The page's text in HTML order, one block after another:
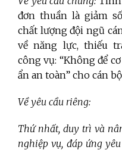
đơn thuần là giảm
chất lượng đội ngũ
về năng lực, thiếu
công vụ: “Không để
ẩn an toàn” cho cán
Về yêu cầu riêng:
Thứ nhất, duy trì và
nghiệp vụ, đáp ứng